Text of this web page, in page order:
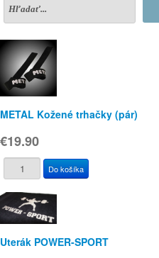
METAL Kožené trhačky (pár)
€19.90
Uterák POWER-SPORT